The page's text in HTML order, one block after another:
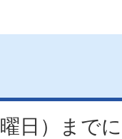
日）まで